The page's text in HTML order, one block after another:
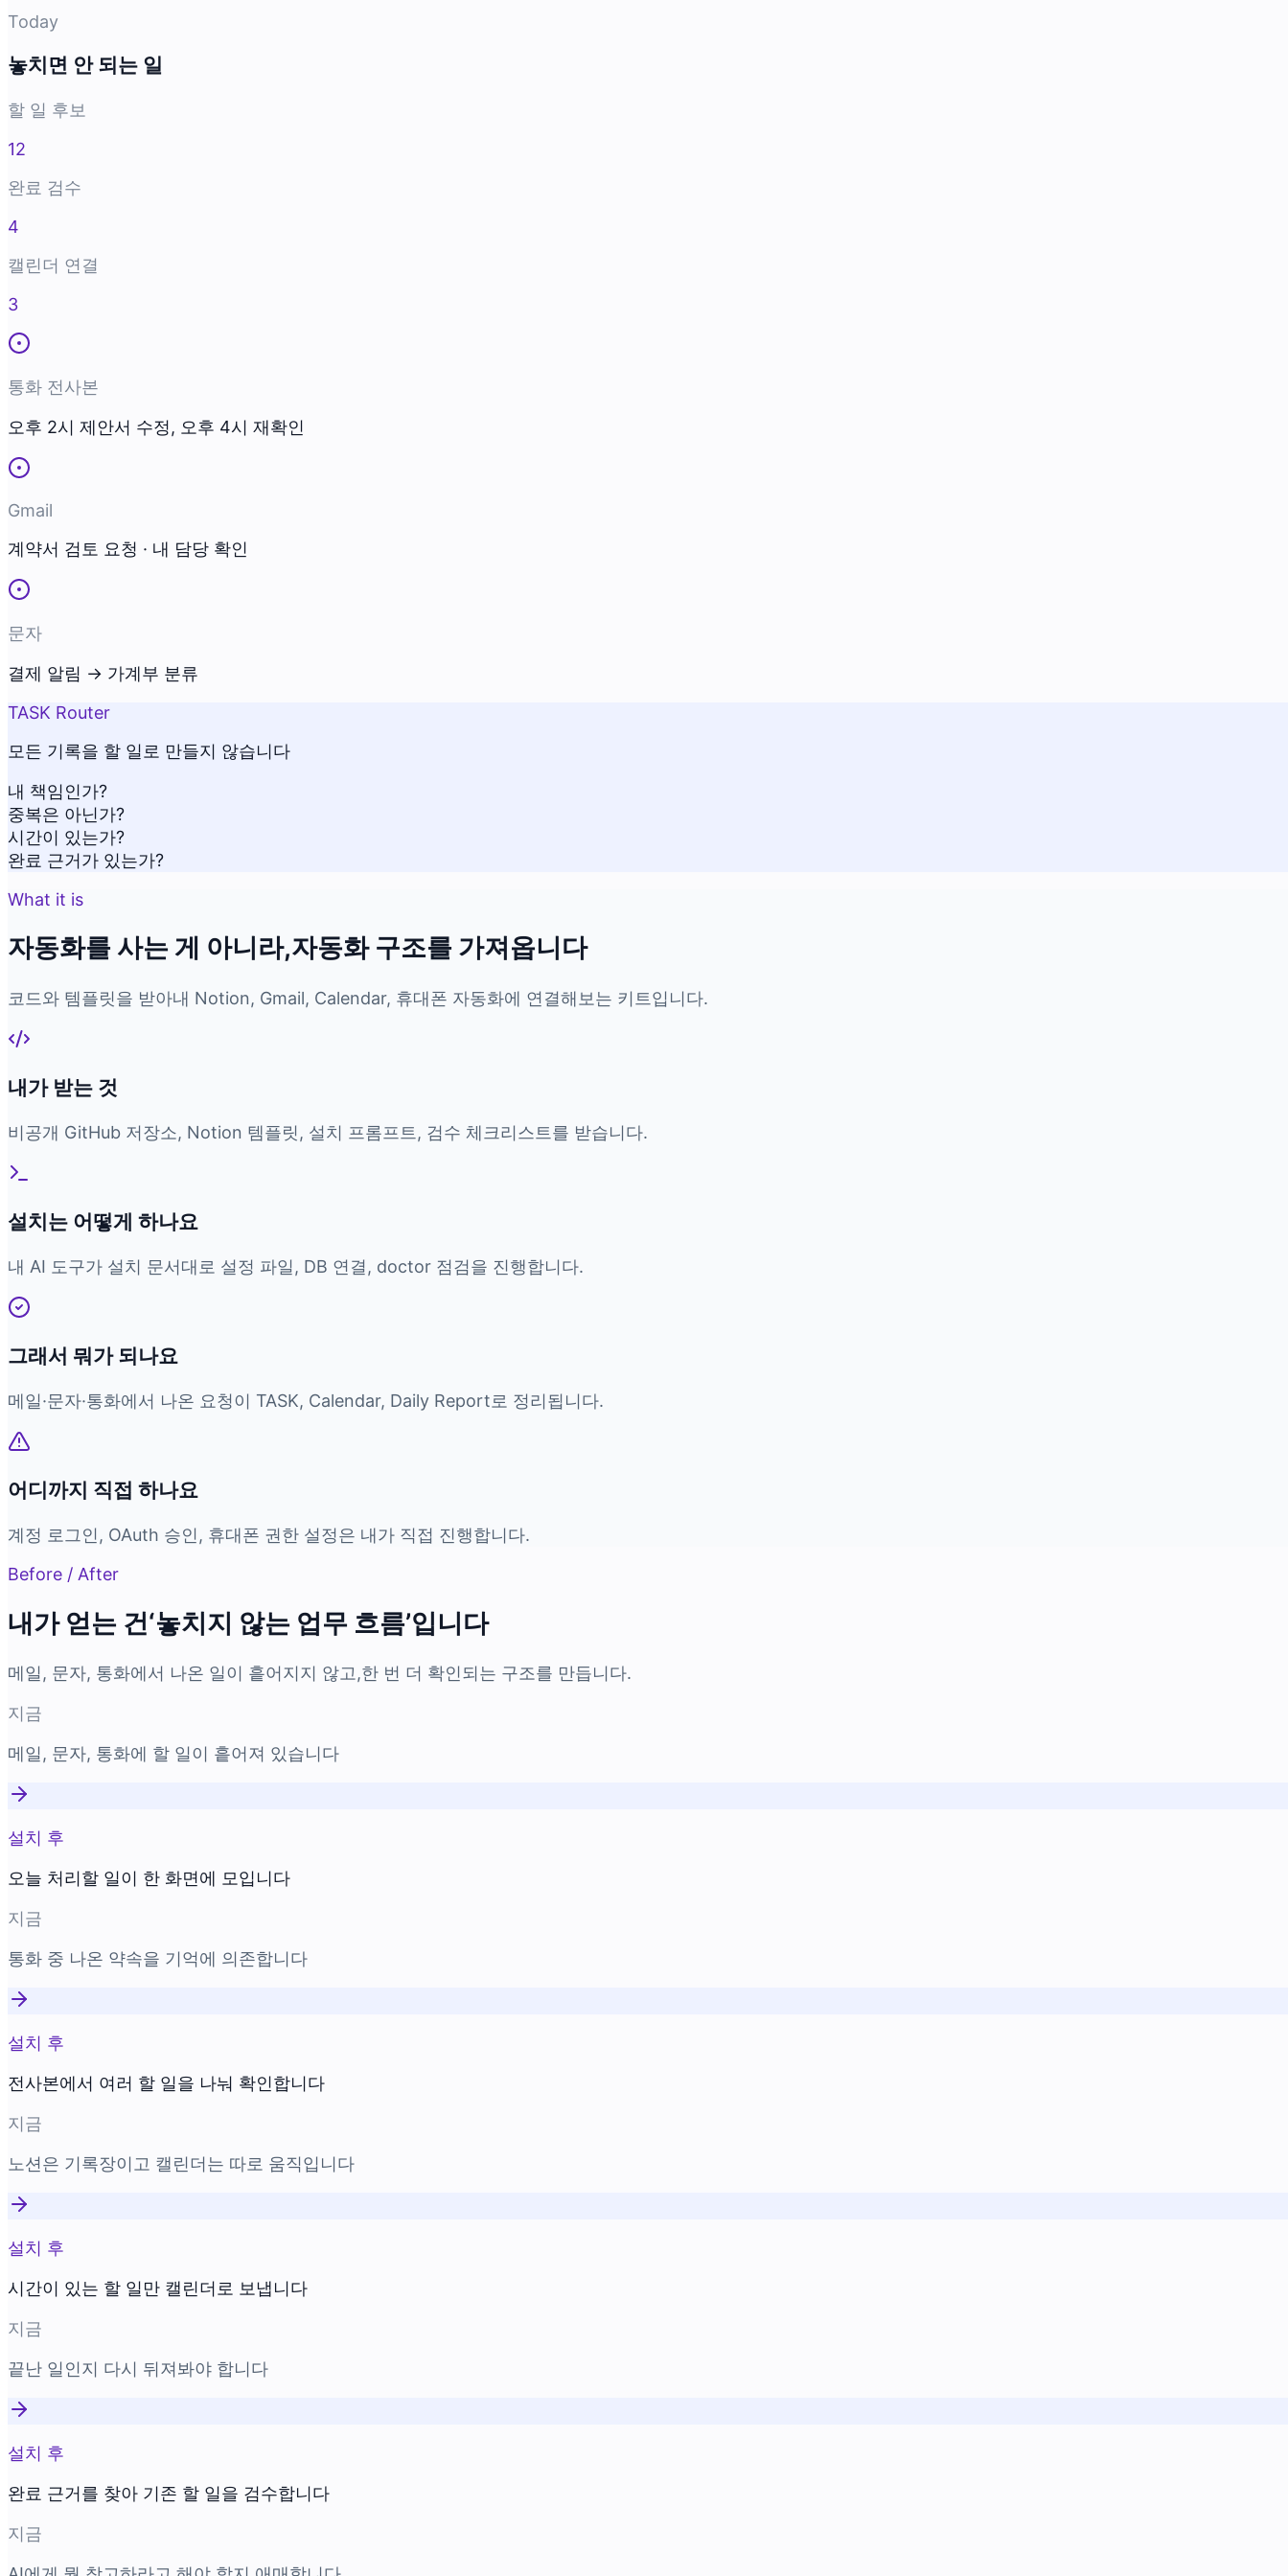
Today
놓치면 안 되는 일
할 일 후보
12
완료 검수
4
캘린더 연결
3
통화 전사본
오후 2시 제안서 수정, 오후 4시 재확인
Gmail
계약서 검토 요청 · 내 담당 확인
문자
결제 알림 → 가계부 분류
TASK Router
모든 기록을 할 일로 만들지 않습니다
내 책임인가?
중복은 아닌가?
시간이 있는가?
완료 근거가 있는가?
What it is
자동화를 사는 게 아니라,자동화 구조를 가져옵니다
코드와 템플릿을 받아내 Notion, Gmail, Calendar, 휴대폰 자동화에 연결해보는 키트입니다.
내가 받는 것
비공개 GitHub 저장소, Notion 템플릿, 설치 프롬프트, 검수 체크리스트를 받습니다.
설치는 어떻게 하나요
내 AI 도구가 설치 문서대로 설정 파일, DB 연결, doctor 점검을 진행합니다.
그래서 뭐가 되나요
메일·문자·통화에서 나온 요청이 TASK, Calendar, Daily Report로 정리됩니다.
어디까지 직접 하나요
계정 로그인, OAuth 승인, 휴대폰 권한 설정은 내가 직접 진행합니다.
Before / After
내가 얻는 건‘놓치지 않는 업무 흐름’입니다
메일, 문자, 통화에서 나온 일이 흩어지지 않고,한 번 더 확인되는 구조를 만듭니다.
지금
메일, 문자, 통화에 할 일이 흩어져 있습니다
설치 후
오늘 처리할 일이 한 화면에 모입니다
지금
통화 중 나온 약속을 기억에 의존합니다
설치 후
전사본에서 여러 할 일을 나눠 확인합니다
지금
노션은 기록장이고 캘린더는 따로 움직입니다
설치 후
시간이 있는 할 일만 캘린더로 보냅니다
지금
끝난 일인지 다시 뒤져봐야 합니다
설치 후
완료 근거를 찾아 기존 할 일을 검수합니다
지금